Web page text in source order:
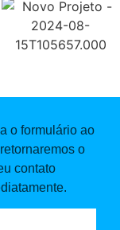
o formulário ao
o
contato